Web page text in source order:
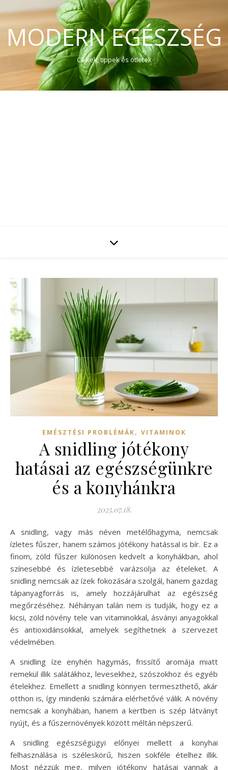
MODERN EGÉSZSÉG
Cikkek, tippek és ötletek
EMÉSZTÉSI PROBLÉMÁK, VITAMINOK
A snidling jótékony
hatásai az egészségünkre
és a konyhánkra
2025.07.18.
A snidling, vagy más néven metélőhagyma, nemcsak
ízletes fűszer, hanem számos jótékony hatással is bír. Ez a
finom, zöld fűszer különösen kedvelt a konyhákban, ahol
színesebbé és ízletesebbé varázsolja az ételeket. A
snidling nemcsak az ízek fokozására szolgál, hanem gazdag
tápanyagforrás is, amely hozzájárulhat az egészség
megőrzéséhez. Néhányan talán nem is tudják, hogy ez a
kicsi, zöld növény tele van vitaminokkal, ásványi anyagokkal
és antioxidánsokkal, amelyek segíthetnek a szervezet
védelmében.
A snidling íze enyhén hagymás, frissítő aromája miatt
remekül illik salátákhoz, levesekhez, szószokhoz és egyéb
ételekhez. Emellett a snidling könnyen termeszthető, akár
otthon is, így mindenki számára elérhetővé válik. A növény
nemcsak a konyhában, hanem a kertben is szép látványt
nyújt, és a fűszernövények között méltán népszerű.
A snidling egészségügyi előnyei mellett a konyhai
felhasználása is széleskörű, hiszen sokféle ételhez illik.
Most nézzük meg, milyen jótékony hatásai vannak a